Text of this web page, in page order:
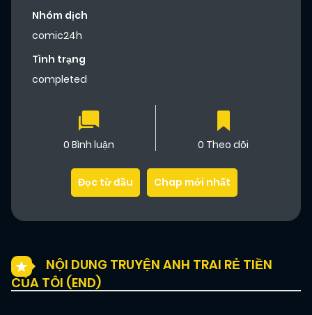
Nhóm dịch
comic24h
Tình trạng
completed
0 Bình luận 0 Theo dõi
Đọc từ đầu Chap mới nhất
NỘI DUNG TRUYỆN ANH TRAI RẺ TIỀN
CỦA TÔI (END)